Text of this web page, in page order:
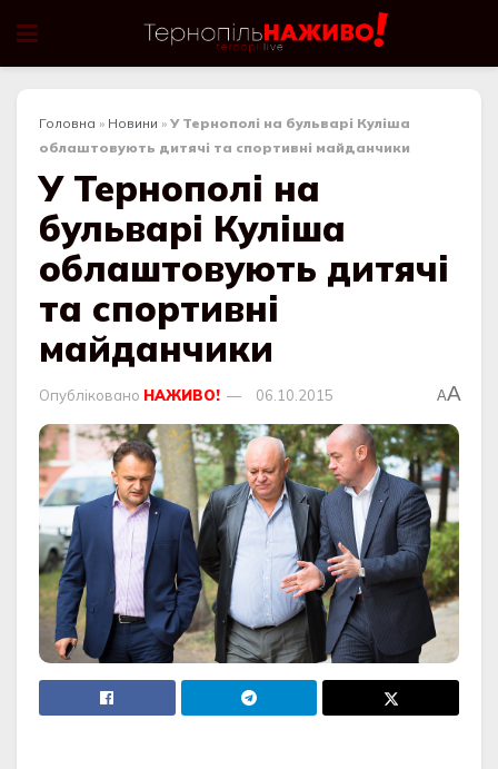
Головна » Новини » У Тернополі на бульварі Куліша
облаштовують дитячі та спортивні майданчики
У Тернополі на
бульварі Куліша
облаштовують дитячі
та спортивні
майданчики
Опубліковано НАЖИВО! 06.10.2015 AA